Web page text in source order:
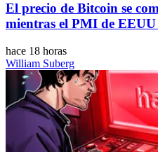
El precio de Bitcoin se
mientras el PMI de
hace 18 horas
William Suberg